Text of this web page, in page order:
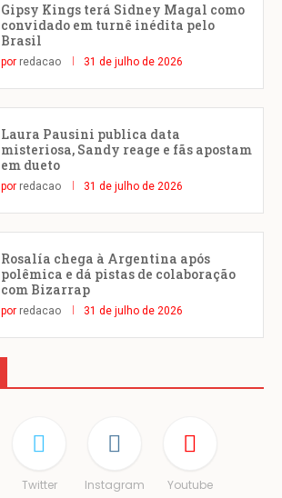
Gipsy Kings terá Sidney Magal como
convidado em turnê inédita pelo
Brasil
por redacao 31 de julho de 2026
Laura Pausini publica data
misteriosa, Sandy reage e fãs apostam
em dueto
por redacao 31 de julho de 2026
Rosalía chega à Argentina após
polêmica e dá pistas de colaboração
com Bizarrap
por redacao 31 de julho de 2026
Twitter Instagram Youtube